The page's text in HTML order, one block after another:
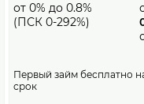
от 0% до 0.8%
(ПСК 0-292%)
Первый займ бесплатно
срок